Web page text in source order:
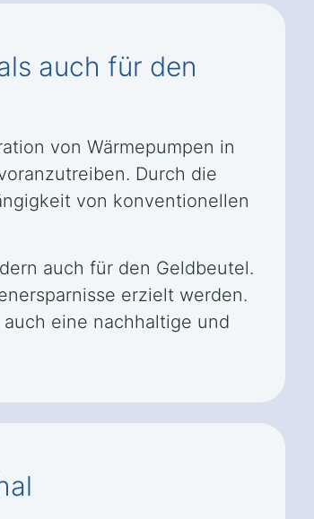
auch für den
von Wärmepumpen in
Durch die
von konventionellen
auch für den Geldbeutel.
erzielt werden.
eine nachhaltige und